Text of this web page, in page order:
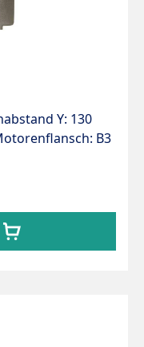
Y: 130
B3
47HT - 47SS - 66